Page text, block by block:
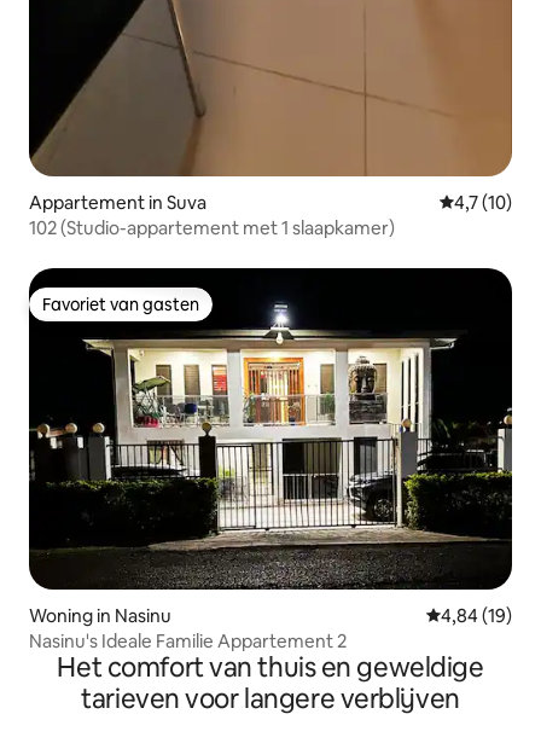
Appartement in Suva
4,7 (10)
102 (Studio-appartement met 1 slaapkamer)
Favoriet van gasten
Favoriet van gasten
Woning in Nasinu Gemiddelde
4,84 (19)
Nasinu's Ideale Familie Appartement 2
Het comfort van thuis en geweldige
tarieven voor langere verblijven